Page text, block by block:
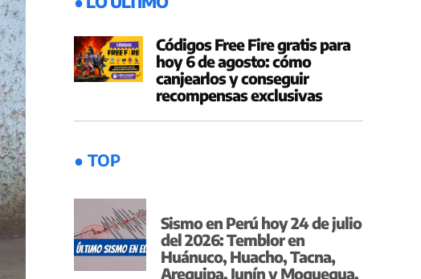
Códigos Free Fire gratis para
hoy 6 de agosto: cómo
canjearlos y conseguir
recompensas exclusivas
● TOP
Sismo en Perú hoy 24 de julio
del 2026: Temblor en
Huánuco, Huacho, Tacna,
Arequipa, Junín y Moquegua,